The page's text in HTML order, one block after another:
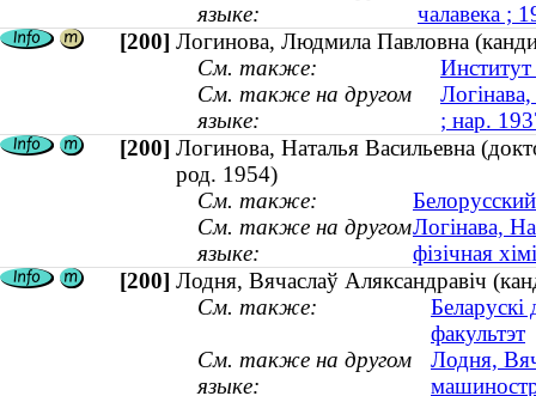
языке:
чалавека ;
[200] Логинова, Людмила Павловна
См. также:
См. также на другом
языке:
; нар.
[200] Логинова, Наталья Васильевна
род. 1954)
См. также:
См. также на другом
языке:
Логінава,
фізічная
[200] Лодня, Вячаслаў Аляксандравіч
См. также:
факультэт
См. также на другом
языке:
Лодня,